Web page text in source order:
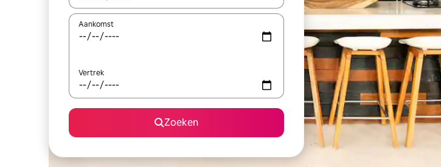
Aankomst
Vertrek
Zoeken